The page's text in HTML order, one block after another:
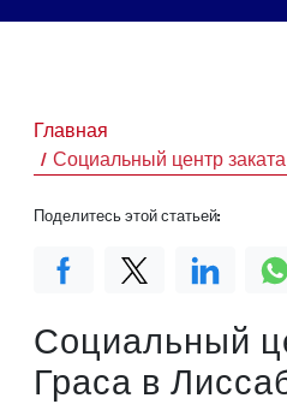
Главная
Социальный центр
Социальный
Граса в
Поделитесь этой статьей: